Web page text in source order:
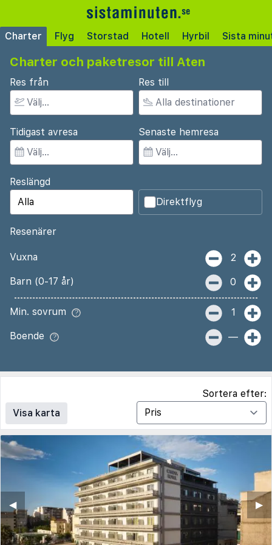
Charter Flyg Storstad Hotell Hyrbil Sista
Charter och paketresor till Aten
Res från Res till
Tidigast avresa Senaste hemresa
Reslängd
Direktflyg
Resenärer
Vuxna 2
Barn (0-17 år) 0
Min. sovrum 1
Boende —
Visa karta
Sortera efter:
▶︎
◀︎